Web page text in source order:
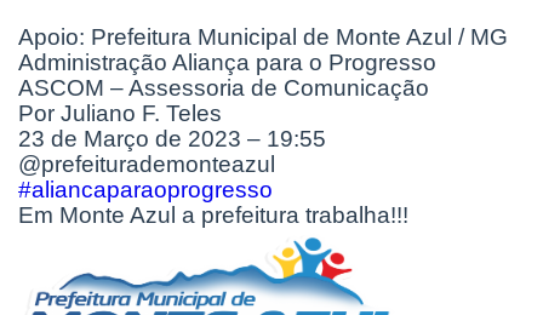
Apoio: Prefeitura Municipal de Monte Azul / MG
Administração Aliança para o Progresso
ASCOM – Assessoria de Comunicação
Por Juliano F. Teles
23 de Março de 2023 – 19:55
@prefeiturademonteazul
#aliancaparaoprogresso
Em Monte Azul a prefeitura trabalha!!!